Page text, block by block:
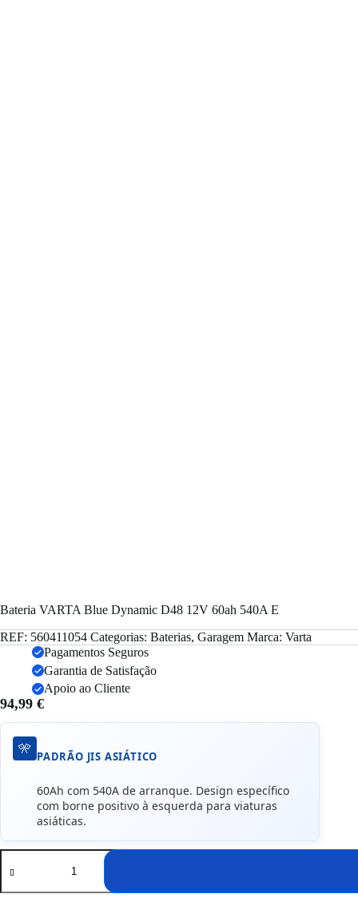
Bateria VARTA Blue Dynamic D48 12V 60ah 540A E
REF: 560411054 Categorias: Baterias, Garagem Marca: Varta
Pagamentos Seguros
Garantia de Satisfação
Apoio ao Cliente
94,99 €
🎌 PADRÃO JIS ASIÁTICO
60Ah com 540A de arranque. Design específico
com borne positivo à esquerda para viaturas
asiáticas.
Quantidade
de
VARTA